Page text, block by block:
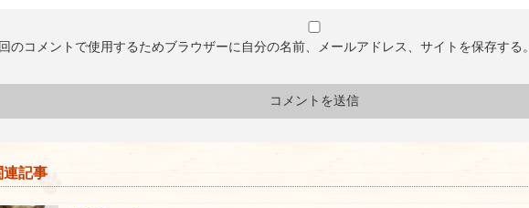
のコメントで使用するためブラウザーに自分の名前、メールアドレス、サイトを保存する。
記事